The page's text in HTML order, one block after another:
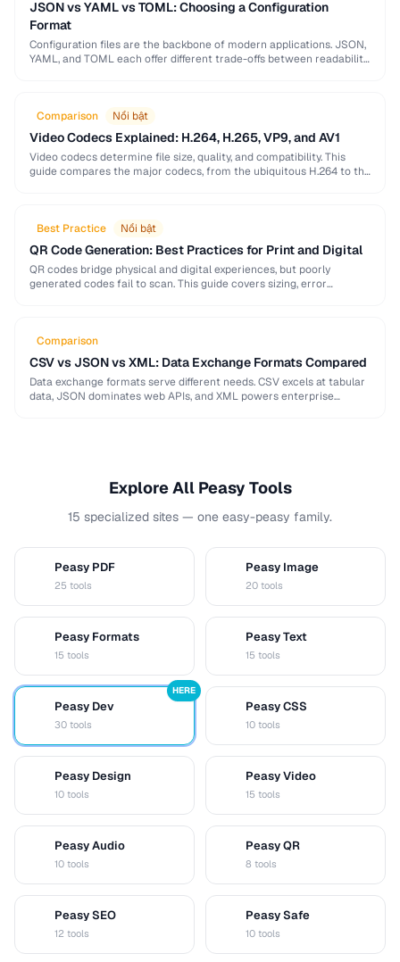
JSON vs YAML vs TOML: Choosing a Configuration
Format
Configuration files are the backbone of modern applications. JSON,
YAML, and TOML each offer different trade-offs between readability,
Comparison Nổi bật
Video Codecs Explained: H.264, H.265, VP9, and AV1
Video codecs determine file size, quality, and compatibility. This
guide compares the major codecs, from the ubiquitous H.264 to the
Best Practice Nổi bật
QR Code Generation: Best Practices for Print and Digital
QR codes bridge physical and digital experiences, but poorly
generated codes fail to scan. This guide covers sizing, error
Comparison
CSV vs JSON vs XML: Data Exchange Formats Compared
Data exchange formats serve different needs. CSV excels at tabular
data, JSON dominates web APIs, and XML powers enterprise
Explore All Peasy Tools
15 specialized sites — one easy-peasy family.
Peasy PDF
25 tools
Peasy Image
20 tools
Peasy Formats
15 tools
Peasy Text
15 tools
Peasy Dev
30 tools
HERE
Peasy CSS
10 tools
Peasy Design
10 tools
Peasy Video
15 tools
Peasy Audio
10 tools
Peasy QR
8 tools
Peasy SEO
12 tools
Peasy Safe
10 tools